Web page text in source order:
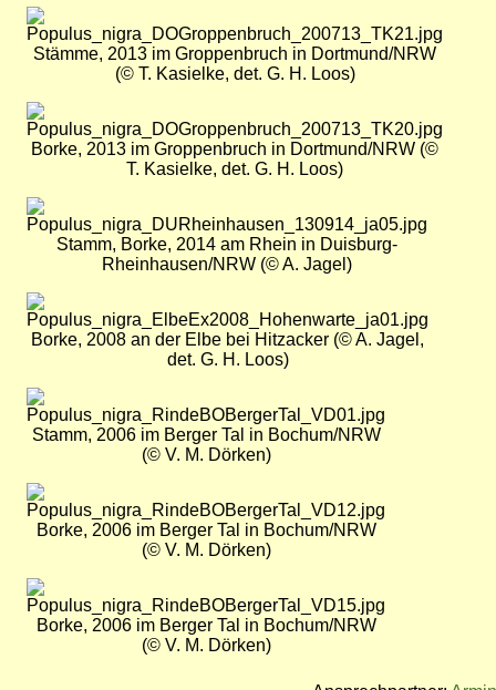
Bild
Stämme, 2013 im Groppenbruch in Dortmund/NRW
(© T. Kasielke, det. G. H. Loos)
Bild
Borke, 2013 im Groppenbruch in Dortmund/NRW (©
T. Kasielke, det. G. H. Loos)
Bild
Stamm, Borke, 2014 am Rhein in Duisburg-
Rheinhausen/NRW (© A. Jagel)
Bild
Borke, 2008 an der Elbe bei Hitzacker (© A. Jagel,
det. G. H. Loos)
Bild
Stamm, 2006 im Berger Tal in Bochum/NRW
(© V. M. Dörken)
Bild
Borke, 2006 im Berger Tal in Bochum/NRW
(© V. M. Dörken)
Bild
Borke, 2006 im Berger Tal in Bochum/NRW
(© V. M. Dörken)